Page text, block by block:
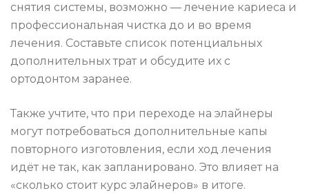
снятия системы, возможно — лечение кариеса и
профессиональная чистка до и во время
лечения. Составьте список потенциальных
дополнительных трат и обсудите их с
ортодонтом заранее.
Также учтите, что при переходе на элайнеры
могут потребоваться дополнительные капы
повторного изготовления, если ход лечения
идёт не так, как запланировано. Это влияет на
«сколько стоит курс элайнеров» в итоге.